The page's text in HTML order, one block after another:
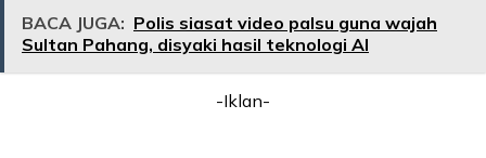
BACA JUGA: Polis siasat video palsu guna wajah
Sultan Pahang, disyaki hasil teknologi AI
-Iklan-